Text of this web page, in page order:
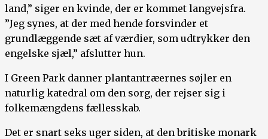
land,” siger en kvinde, der er kommet langvejsfra.
”Jeg synes, at der med hende forsvinder et
grundlæggende sæt af værdier, som udtrykker den
engelske sjæl,” afslutter hun.
I Green Park danner plantantræernes søjler en
naturlig katedral om den sorg, der rejser sig i
folkemængdens fællesskab.
Det er snart seks uger siden, at den britiske monark